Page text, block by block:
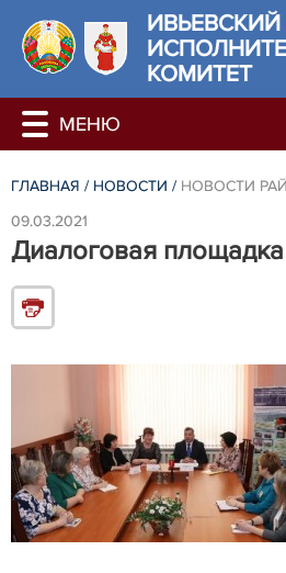
КОМИТЕТ
ГЛАВНАЯ / НОВОСТИ / НОВОСТИ
09.03.2021
Диалоговая площадка